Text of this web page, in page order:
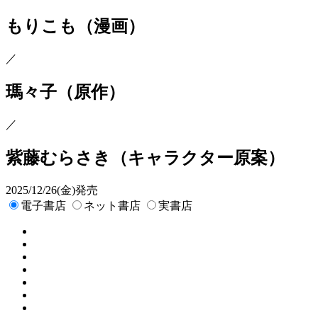
もりこも
（漫画）
／
瑪々子 （原作）
／
紫藤むらさき （キャラクター原案）
2025/12/26(金)発売
電子書店
ネット書店 実書店